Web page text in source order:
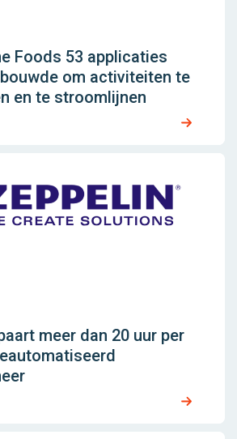
Foods 53 applicaties
om activiteiten te
en te stroomlijnen
meer dan 20 uur per